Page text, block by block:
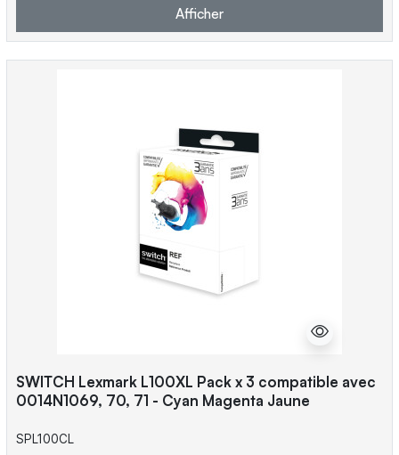
Afficher
SWITCH Lexmark L100XL Pack x 3 compatible avec
0014N1069, 70, 71 - Cyan Magenta Jaune
SPL100CL